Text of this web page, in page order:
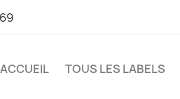
ACCUEIL TOUS LES LABELS